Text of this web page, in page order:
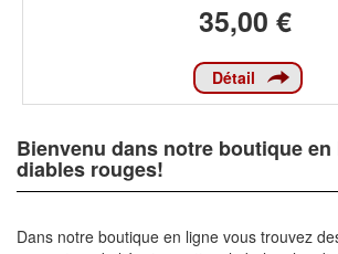
35,00 €
Détail
Bienvenu dans notre boutique
diables rouges!
Dans notre boutique en ligne vous trouvez